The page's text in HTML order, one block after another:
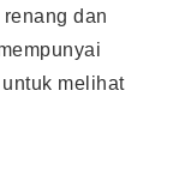
dan
melihat